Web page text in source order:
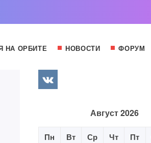
НА ОРБИТЕ НОВОСТИ ФОРУМ
Август 2026
Пн Вт Ср Чт Пт